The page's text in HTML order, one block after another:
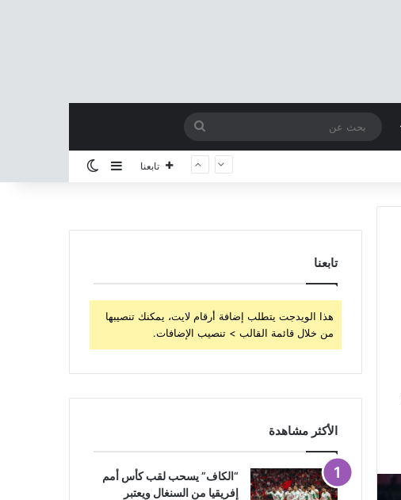
بحث
عن
تابعنا إضافة عمود جانبي
الوضع المظلم
تابعنا
هذا الويدجت يتطلب إضافة أرقام لايت، يمكنك تنصيبها
من خلال قائمة القالب > تنصيب الإضافات.
الأكثر مشاهدة
“الكاف” يسحب لقب كأس أمم
إفريقيا من السنغال ويعتبر